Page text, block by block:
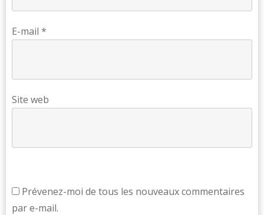
E-mail *
Site web
Prévenez-moi de tous les nouveaux commentaires
par e-mail.